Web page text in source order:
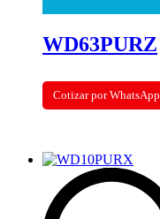
WD63PURZ
Cotizar por WhatsApp